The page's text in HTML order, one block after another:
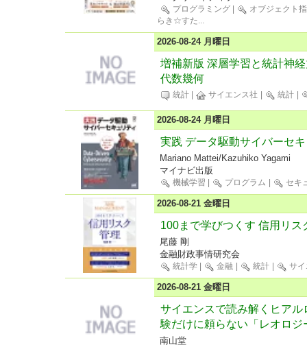
プログラミング
オブジェクト
らき☆すた...
2026-08-24 月曜日
増補新版 深層学習と統計神
代数幾何
統計 サイエンス社 統計
2026-08-24 月曜日
実践 データ駆動サイバーセ
Mariano Mattei/Kazuhiko Yagami
マイナビ出版
機械学習 プログラム セキ
2026-08-21 金曜日
100まで学びつくす 信用リス
尾藤 剛
金融財政事情研究会
統計学 金融 統計 サ
2026-08-21 金曜日
サイエンスで読み解くヒア
験だけに頼らない「レオロ
南山堂